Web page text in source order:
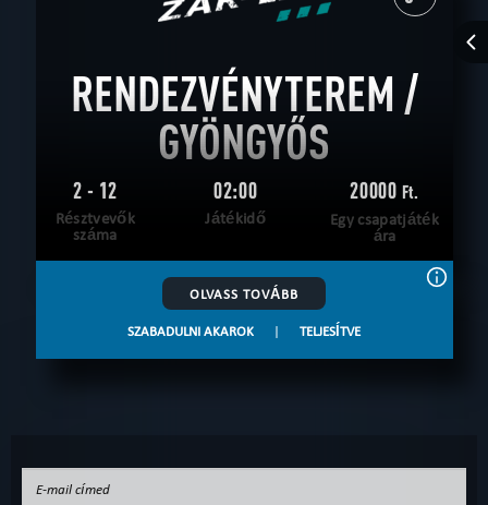
RENDEZVÉNYTEREM /
GYÖNGYŐS
2 - 12
Résztvevők
száma
02:00
Játékidő
20000 Ft.
Egy csapatjáték
ára
OLVASS TOVÁBB
SZABADULNI AKAROK | TELJESÍTVE